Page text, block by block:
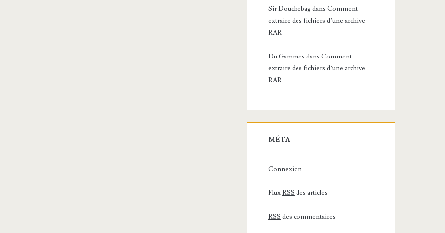
Sir DouchebagdansComment
extraire des fichiers d’une archive
RAR
Du Gammes dansComment
extraire des fichiers d’une archive
RAR
MÉTA
Connexion
FluxRSS des articles
RSS des commentaires